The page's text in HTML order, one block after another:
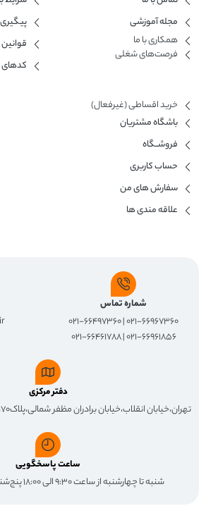
مجله آموزشی
همکاری با ما​
فرصت‌های شغلی
خرید اقساطی (غیرفعال)
باشگاه مشتریان
فروشــگاه
حساب کاربری
سفارش های من
علاقه مندی ها
شماره تماس
۰۲۱-۶۶۹۶۷۳۶۰ | ۰۲۱-۶۶۴۹۷۳۶۰
۰۲۱-۶۶۹۶۱۸۵۶ | ۰۲۱-۶۶۴۶۱۷۸۸
دفتر مرکزی
تهران،خیابان انقلاب،خیابان برادران مظفر شمالی،پلاک۷۰،ساختمان۴۰،بلوک۱،واحد ۴۴
ساعت پاسخگویی
شنبه تا چهارشنبه از ساعت ۹:۳۰ الی ۱۸:۰۰ پنج‌شنبه‌ها ۹:۳۰ الی ۱۴:۰۰